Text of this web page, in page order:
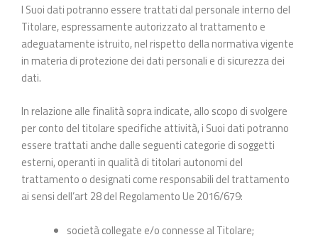
I Suoi dati potranno essere trattati dal personale interno del
Titolare, espressamente autorizzato al trattamento e
adeguatamente istruito, nel rispetto della normativa vigente
in materia di protezione dei dati personali e di sicurezza dei
dati.
In relazione alle finalità sopra indicate, allo scopo di svolgere
per conto del titolare specifiche attività, i Suoi dati potranno
essere trattati anche dalle seguenti categorie di soggetti
esterni, operanti in qualità di titolari autonomi del
trattamento o designati come responsabili del trattamento
ai sensi dell’art 28 del Regolamento Ue 2016/679:
società collegate e/o connesse al Titolare;